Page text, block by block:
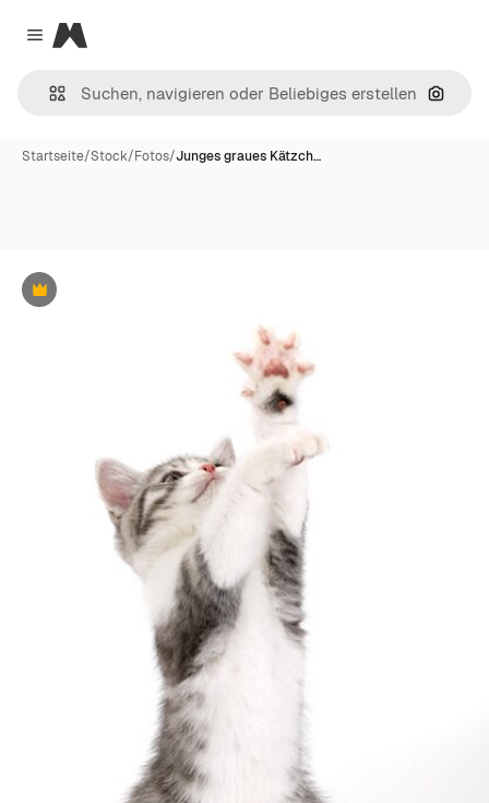
Close menu
Magnific
Nach
Startseite/Stock/Fotos/Junges graues Kätzch…
Premium